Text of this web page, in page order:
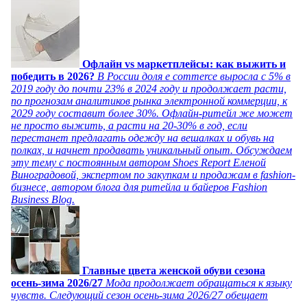
Офлайн vs маркетплейсы: как выжить и
победить в 2026? В России доля e commerce выросла с 5% в
2019 году до почти 23% в 2024 году и продолжает расти,
по прогнозам аналитиков рынка электронной коммерции, к
2029 году составит более 30%. Офлайн-ритейл же может
не просто выжить, а расти на 20-30% в год, если
перестанет предлагать одежду на вешалках и обувь на
полках, и начнет продавать уникальный опыт. Обсуждаем
эту тему с постоянным автором Shoes Report Еленой
Виноградовой, экспертом по закупкам и продажам в fashion-
бизнесе, автором блога для ритейла и байеров Fashion
Business Blog.
Главные цвета женской обуви сезона
осень-зима 2026/27 Мода продолжает обращаться к языку
чувств. Следующий сезон осень-зима 2026/27 обещает